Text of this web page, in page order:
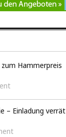
Hammerpreis
– Einladung verrät